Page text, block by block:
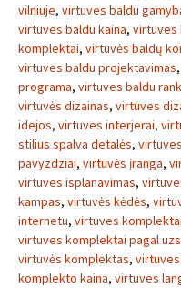
vilniuje, virtuves baldu
virtuves baldu kaina, virtuves
komplektai, virtuvės baldų
virtuves baldu projektavimas,
programa, virtuves baldu
virtuvės dizainas, virtuves
idejos, virtuves interjerai,
stilius spalva detalės,
pavyzdziai, virtuvės įranga,
virtuves isplanavimas,
kampas, virtuvės kėdės,
internetu, virtuves
virtuves komplektai pagal
virtuvės komplektas,
komplekto kaina, virtuves